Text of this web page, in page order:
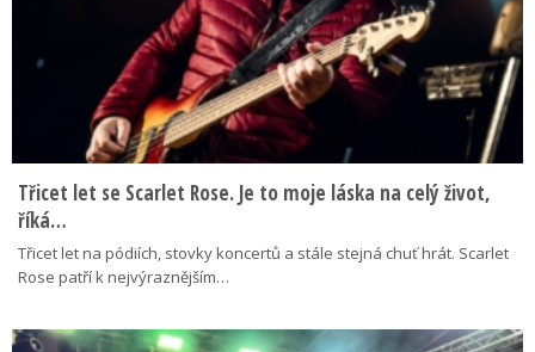
Třicet let se Scarlet Rose. Je to moje láska na celý život,
říká…
Třicet let na pódiích, stovky koncertů a stále stejná chuť hrát. Scarlet
Rose patří k nejvýraznějším…